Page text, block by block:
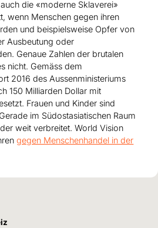
die «moderne Sklaverei»
wenn Menschen gegen ihren
und beispielsweise Opfer von
Ausbeutung oder
Genaue Zahlen der brutalen
nicht. Gemäss dem
2016 des Aussenministeriums
150 Milliarden Dollar mit
Frauen und Kinder sind
im Südostasiatischen Raum
weit verbreitet. World Vision
gegen Menschenhandel in der